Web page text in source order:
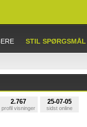
STIL SPØRGSMÅL
2.767
profil visninger
25-07-05
sidst online